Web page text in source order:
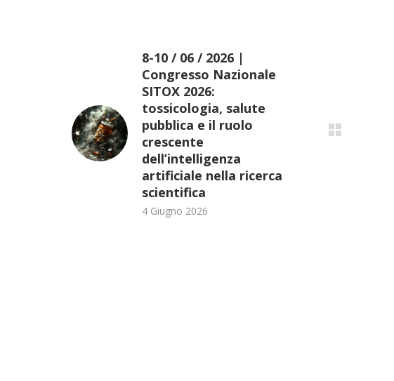
8-10 / 06 / 2026 |
Congresso Nazionale
SITOX 2026:
tossicologia, salute
pubblica e il ruolo
crescente
dell’intelligenza
artificiale nella ricerca
scientifica
4 Giugno 2026